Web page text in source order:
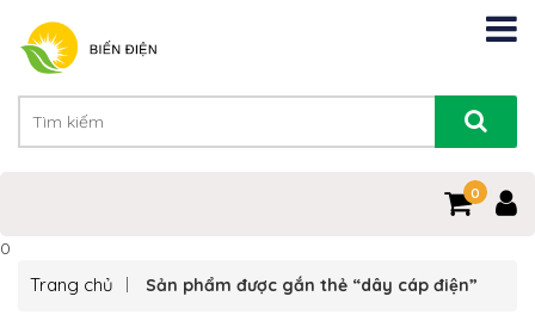
0
0
Trang chủ Sản phẩm được gắn thẻ “dây cáp điện”